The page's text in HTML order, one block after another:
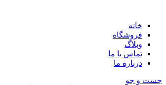
خانه
فروشگاه
وبلاگ
تماس با ما
درباره ما
جست و جو